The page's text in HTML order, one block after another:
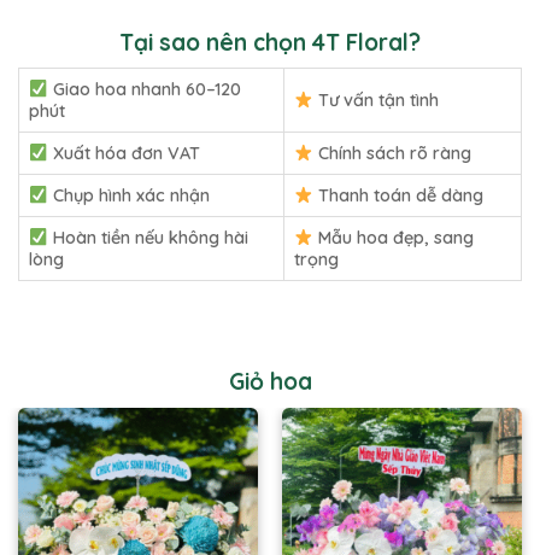
Tại sao nên chọn 4T Floral?
Giao hoa nhanh 60–120
phút
Tư vấn tận tình
Xuất hóa đơn VAT
Chính sách rõ ràng
Chụp hình xác nhận
Thanh toán dễ dàng
Hoàn tiền nếu không hài
lòng
Mẫu hoa đẹp, sang
trọng
Giỏ hoa